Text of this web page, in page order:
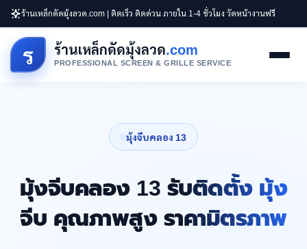
ร้านเหล็กดัดมุ้งลวด.com | ติดเร็ว ติดด่วน ภายใน 1-4 ชั่วโมง วัดหน้างานฟรี
ร ร้านเหล็กดัดมุ้งลวด.com
PROFESSIONAL SCREEN & GRILLE SERVICE
มุ้งจีบคลอง 13
มุ้งจีบคลอง 13 รับติดตั้ง มุ้ง
จีบ คุณภาพสูง ราคามิตรภาพ